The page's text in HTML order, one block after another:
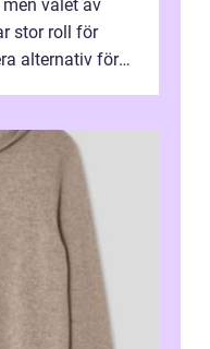
valet av
stor roll för
alternativ för